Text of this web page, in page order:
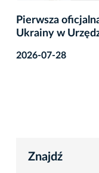
Pierwsza
Ukrainy w
2026-07-28
Znajdź